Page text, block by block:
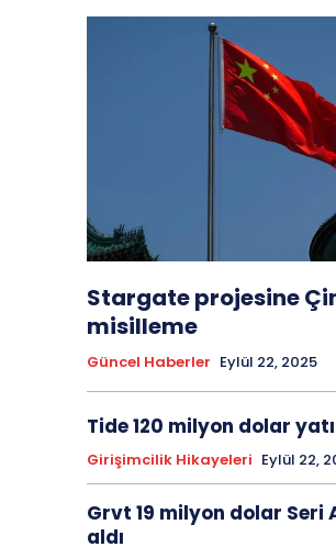
Stargate projesine
misilleme
Güncel Haberler Eylül 22, 2025
Tide 120 milyon dolar
Girişimcilik Hikayeleri Eylül 22,
Grvt 19 milyon dolar Seri
aldı